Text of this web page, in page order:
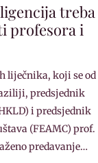
treba
profesora i
liječnika, koji se od
predsjednik
i predsjednik
(FEAMC) prof.
predavanje…